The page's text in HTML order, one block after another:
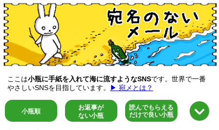
ここは小瓶に手紙を入れて海に流すようなSNSです。世界で一番
やさしいSNSを目指しています。
▶ 宛メとは？
小瓶順
お返事が
ない小瓶
読んでもらえる
だけで良い小瓶